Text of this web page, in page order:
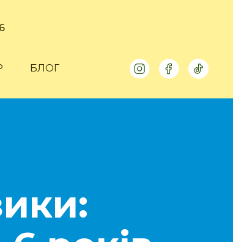
БЛОГ